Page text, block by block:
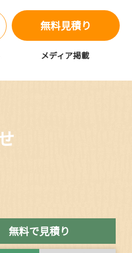
無料見積り
メディア掲載
無料で見積り